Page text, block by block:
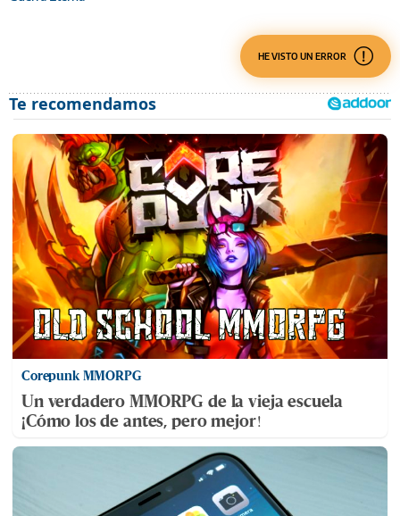
HE VISTO UN ERROR
Corepunk MMORPG
Un verdadero MMORPG de la vieja escuela
¡Cómo los de antes, pero mejor!